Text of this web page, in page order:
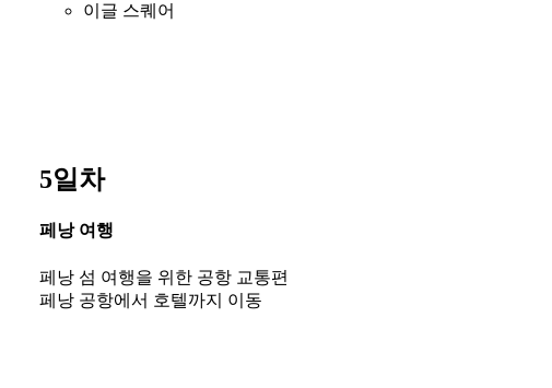
이글 스퀘어
5일차
페낭 여행
페낭 섬 여행을 위한 공항 교통편
페낭 공항에서 호텔까지 이동